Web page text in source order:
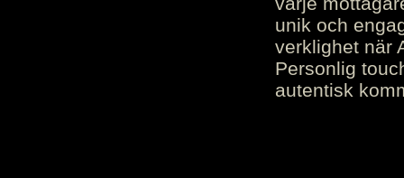
unik och
verklighet när
Personlig
autentisk